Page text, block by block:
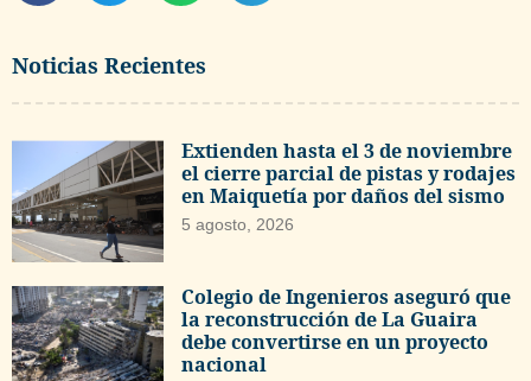
Noticias Recientes
Extienden hasta el 3 de noviembre
el cierre parcial de pistas y rodajes
en Maiquetía por daños del sismo
5 agosto, 2026
Colegio de Ingenieros aseguró que
la reconstrucción de La Guaira
debe convertirse en un proyecto
nacional